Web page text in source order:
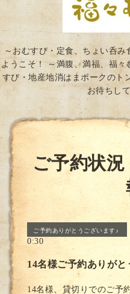
～おむすび・定食、ちょい呑
ようこそ！ ～満腹、満福、福
すび・地産地消はまポークのト
お待ちし
ご予約状
ご予約ありがとうございます♪
0:30
14名様ご予約ありがと
14名様、貸切りでのご予